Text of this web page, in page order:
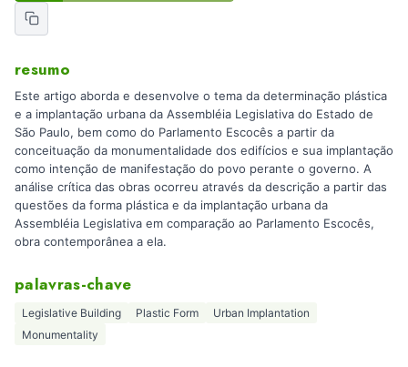
resumo
Este artigo aborda e desenvolve o tema da determinação plástica
e a implantação urbana da Assembléia Legislativa do Estado de
São Paulo, bem como do Parlamento Escocês a partir da
conceituação da monumentalidade dos edifícios e sua implantação
como intenção de manifestação do povo perante o governo. A
análise crítica das obras ocorreu através da descrição a partir das
questões da forma plástica e da implantação urbana da
Assembléia Legislativa em comparação ao Parlamento Escocês,
obra contemporânea a ela.
palavras-chave
Legislative Building Plastic Form
Urban Implantation
Monumentality